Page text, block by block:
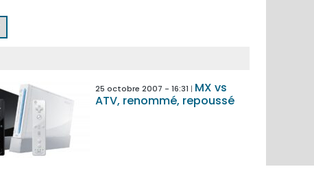
25 octobre 2007 - 16:31
MX vs
ATV, renommé, repoussé